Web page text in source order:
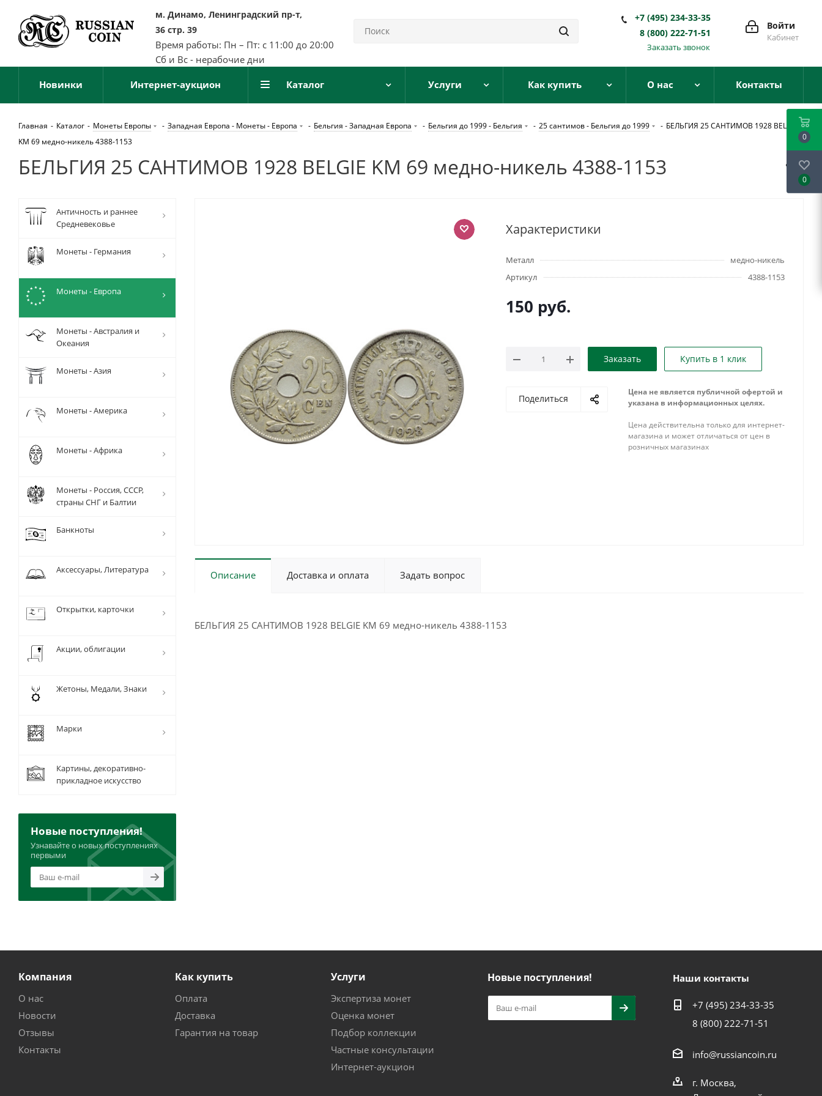
м. Динамо, Ленинградский пр-т,
36 стр. 39
Время работы: Пн – Пт: с 11:00 до 20:00
Сб и Вс - нерабочие дни
Войти
Кабинет
+7 (495) 234-33-35
8 (800) 222-71-51
Заказать звонок
Новинки Интернет-аукцион Каталог Услуги Как купить О нас Контакты
Главная - Каталог - Монеты Европы - Западная Европа - Монеты - Европа - Бельгия - Западная Европа - Бельгия до 1999 - Бельгия - 25 сантимов - Бельгия до 1999 - БЕЛЬГИЯ 25 САНТИМОВ 1928 BELGIE
KM 69 медно-никель 4388-1153
БЕЛЬГИЯ 25 САНТИМОВ 1928 BELGIE KM 69 медно-никель 4388-1153
Характеристики
Металл
медно-никель
Артикул
4388-1153
150 руб.
Заказать Купить в 1 клик
Поделиться
Цена не является публичной офертой и
указана в информационных целях.
Цена действительна только для интернет-
магазина и может отличаться от цен в
розничных магазинах
Описание Доставка и оплата Задать вопрос
БЕЛЬГИЯ 25 САНТИМОВ 1928 BELGIE KM 69 медно-никель 4388-1153
Античность и раннее
Средневековье
Монеты - Германия
Монеты - Европа
Монеты - Австралия и
Океания
Монеты - Азия
Монеты - Америка
Монеты - Африка
Монеты - Россия, СССР,
страны СНГ и Балтии
Банкноты
Аксессуары, Литература
Открытки, карточки
Акции, облигации
Жетоны, Медали, Знаки
Марки
Картины, декоративно-
прикладное искусство
Новые поступления!
Узнавайте о новых поступлениях
первыми
Компания
О нас
Новости
Отзывы
Контакты
Как купить
Оплата
Доставка
Гарантия на товар
Услуги
Экспертиза монет
Оценка монет
Подбор коллекции
Частные консультации
Интернет-аукцион
Новые поступления! Наши контакты
+7 (495) 234-33-35
8 (800) 222-71-51
info@russiancoin.ru
г. Москва,
0
0